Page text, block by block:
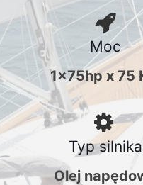
Moc
1x75hp x 75
Typ silnika
Olej